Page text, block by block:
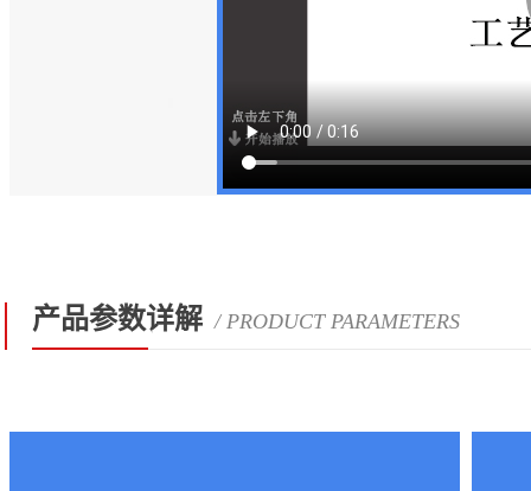
产品参数详解 / PRODUCT PARAMETERS